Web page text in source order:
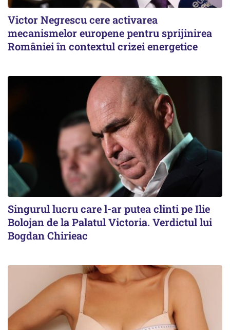
Victor Negrescu cere activarea
mecanismelor europene pentru sprijinirea
României în contextul crizei energetice
Singurul lucru care l-ar putea clinti pe Ilie
Bolojan de la Palatul Victoria. Verdictul lui
Bogdan Chirieac